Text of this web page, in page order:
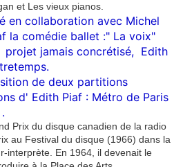
et Les vieux pianos.
en collaboration avec Michel
la comédie ballet :" La voix"
projet jamais concrétisé, Edith
de deux partitions
d' Edith Piaf : Métro de Paris
Prix du disque canadien de la radio
au Festival du disque (1966) dans la
interprète. En 1964, il devenait le